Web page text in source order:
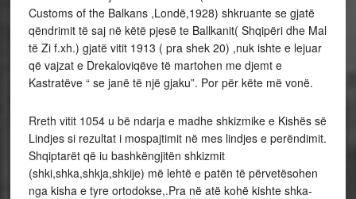
Customs of the Balkans ,Londë,1928) shkruante se gjatë
qëndrimit të saj në këtë pjesë te Ballkanit( Shqipëri dhe Mal
të Zi f.xh.) gjatë vitit 1913 ( pra shek 20) ,nuk ishte e lejuar
që vajzat e Drekaloviqëve të martohen me djemt e
Kastratëve “ se janë të një gjaku”. Por për këte më vonë.
Rreth vitit 1054 u bë ndarja e madhe shkizmike e Kishës së
Lindjes si rezultat i mospajtimit në mes lindjes e perëndimit.
Shqiptarët që iu bashkëngjitën shkizmit
(shki,shka,shkja,shkije) më lehtë e patën të përvetësohen
nga kisha e tyre ortodokse,.Pra në atë kohë kishte shka-